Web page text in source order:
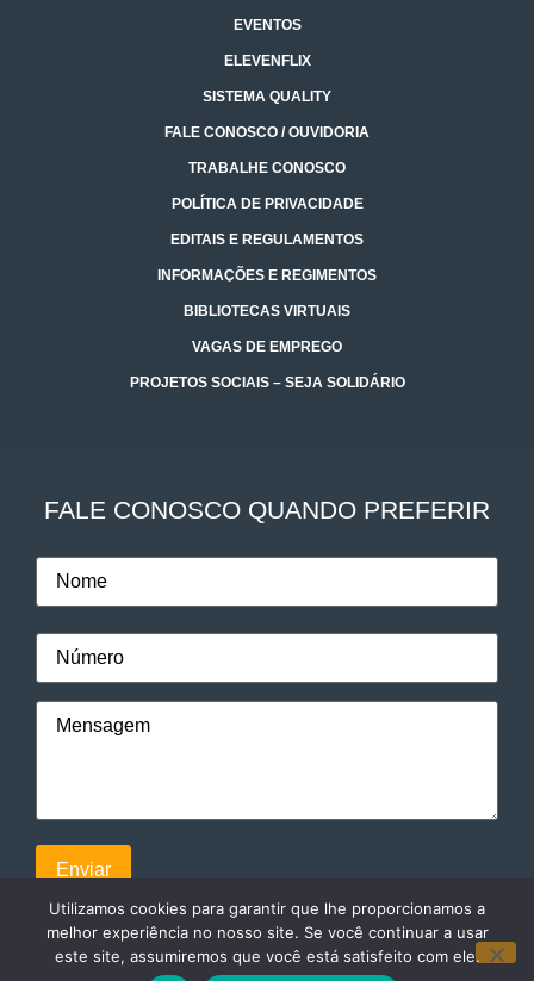
EVENTOS
ELEVENFLIX
SISTEMA QUALITY
FALE CONOSCO / OUVIDORIA
TRABALHE CONOSCO
POLÍTICA DE PRIVACIDADE
EDITAIS E REGULAMENTOS
INFORMAÇÕES E REGIMENTOS
BIBLIOTECAS VIRTUAIS
VAGAS DE EMPREGO
PROJETOS SOCIAIS – SEJA SOLIDÁRIO
FALE CONOSCO QUANDO PREFERIR
Utilizamos cookies para garantir que lhe proporcionamos a
melhor experiência no nosso site. Se você continuar a usar
este site, assumiremos que você está satisfeito com ele.